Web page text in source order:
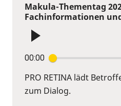
Makula-Thementag
Fachinformationen
00:00
PRO RETINA lädt
zum Dialog.